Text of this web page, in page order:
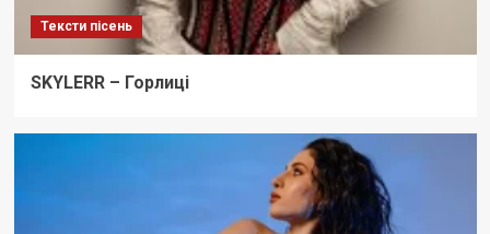
Тексти пісень
SKYLERR – Горлиці